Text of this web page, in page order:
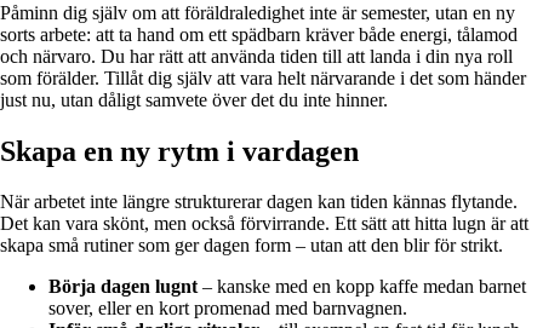
Påminn dig själv om att föräldraledighet inte är semester, utan en ny
sorts arbete: att ta hand om ett spädbarn kräver både energi, tålamod
och närvaro. Du har rätt att använda tiden till att landa i din nya roll
som förälder. Tillåt dig själv att vara helt närvarande i det som händer
just nu, utan dåligt samvete över det du inte hinner.
Skapa en ny rytm i vardagen
När arbetet inte längre strukturerar dagen kan tiden kännas flytande.
Det kan vara skönt, men också förvirrande. Ett sätt att hitta lugn är att
skapa små rutiner som ger dagen form – utan att den blir för strikt.
Börja dagen lugnt– kanske med en kopp kaffe medan barnet
sover, eller en kort promenad med barnvagnen.